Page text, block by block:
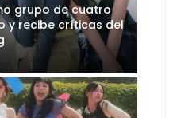
grupo de cuatro
y recibe críticas del